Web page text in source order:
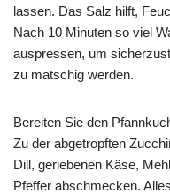
lassen. Das Salz hilft,
Nach 10 Minuten so viel
auspressen, um
zu matschig werden.
Bereiten Sie den
Zu der abgetropften
Dill, geriebenen Käse,
Pfeffer abschmecken.